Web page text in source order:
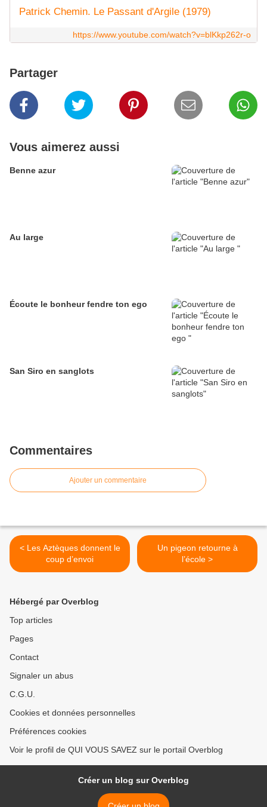
Patrick Chemin. Le Passant d'Argile (1979)
https://www.youtube.com/watch?v=blKkp262r-o
Partager
Vous aimerez aussi
Benne azur
Au large
Écoute le bonheur fendre ton ego
San Siro en sanglots
Commentaires
Ajouter un commentaire
< Les Aztèques donnent le
coup d’envoi
Un pigeon retourne à
l’école >
Hébergé par Overblog
Top articles
Pages
Contact
Signaler un abus
C.G.U.
Cookies et données personnelles
Préférences cookies
Voir le profil de QUI VOUS SAVEZ sur le portail Overblog
Créer un blog sur Overblog